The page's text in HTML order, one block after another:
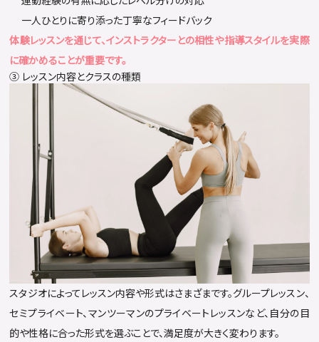
一人ひとりに寄り添った丁寧なフィードバック
体験レッスンを通じて、インストラクターとの相性や指導スタイルを実際
に確かめることが重要です。
③ レッスン内容とクラスの種類
スタジオによってレッスン内容や形式はさまざまです。グループレッスン、
セミプライベート、マンツーマンのプライベートレッスンなど、自分の目
的や性格に合った形式を選ぶことで、満足度が大きく変わります。